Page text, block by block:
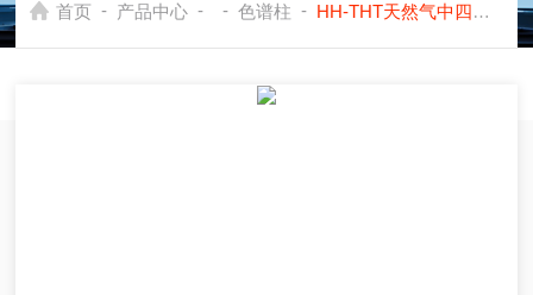
首页 - 产品中心 - - 色谱柱 - HH-THT天然气中四氢噻吩测定色谱柱应用岛津